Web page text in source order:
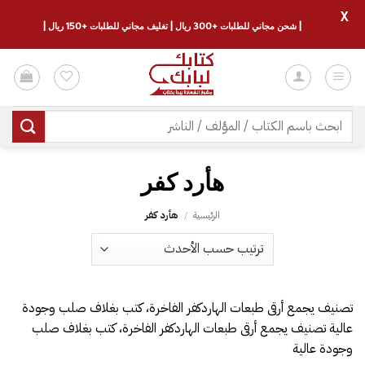
للمحتوى
البحث
عن:
هأرد كفر
الرئيسية / هأرد كفر
تصنيف يجمع أرقى طبعات الهاردكفر الفاخرة، كتب بغلاف صلب وجودة
عالية تصنيف يجمع أرقى طبعات الهاردكفر الفاخرة، كتب بغلاف صلب
وجودة عالية
| شحن مجاني للطلبات +300 ريال | تغليف مجاني للطلبات +150 ريال |
X